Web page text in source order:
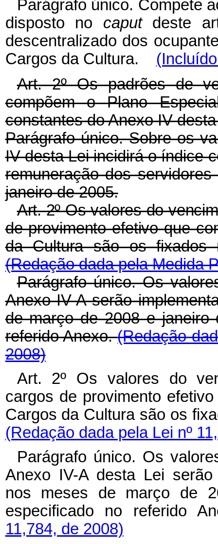
Parágrafo único. Compete
disposto no caputdeste
descentralizado dos
Cargos da Cultura.
Art. 2º Os padrões de
compõem o Plano
constantes do Anexo IV
Parágrafo único. Sobre os
IV desta Lei incidirá o índice
remuneração dos
janeiro de 2005.
Art. 2º Os valores do
de provimento efetivo que
da Cultura são os
(Redação dada pela Medida
Parágrafo único. Os
Anexo IV-A serão
de março de 2008 e janeiro
referido Anexo.(Redação
2008)
Art. 2º Os valores do
cargos de provimento
Cargos da Cultura são os
(Redação dada pela Lei nº
Parágrafo único. Os
Anexo IV-A desta Lei serão
nos meses de março de
especificado no referido
11,784, de 2008)